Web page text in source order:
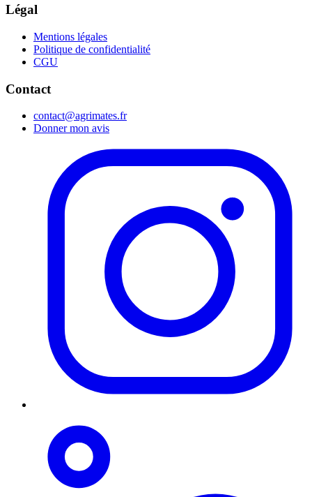
Légal
Mentions légales
Politique de confidentialité
CGU
Contact
contact@agrimates.fr
Donner mon avis